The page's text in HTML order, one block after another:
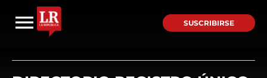
SUSCRIBIRSE